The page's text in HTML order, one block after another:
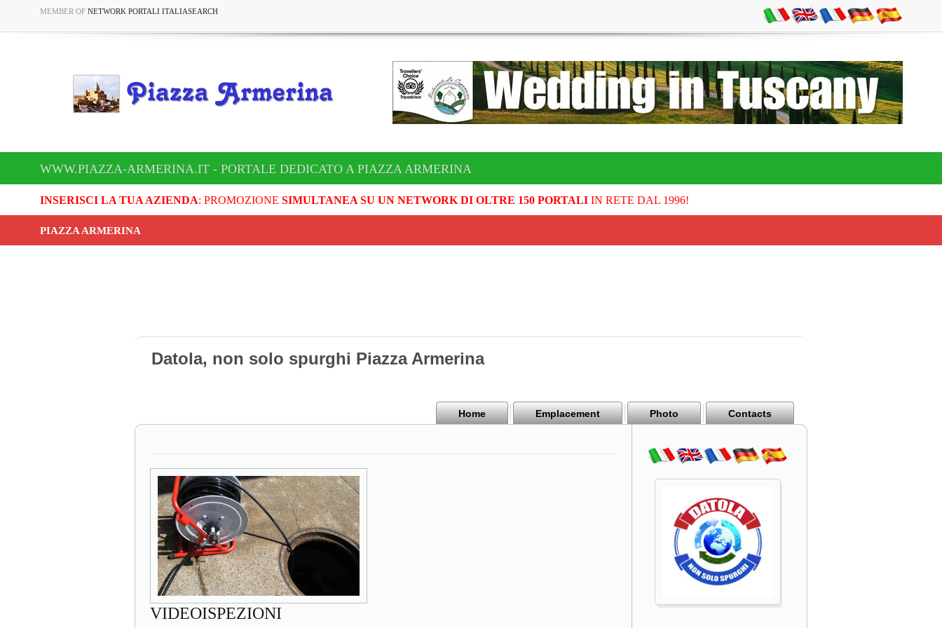
MEMBER OF NETWORK PORTALI ITALIASEARCH
WWW.PIAZZA-ARMERINA.IT - PORTALE DEDICATO A PIAZZA ARMERINA
INSERISCI LA TUA AZIENDA: PROMOZIONE SIMULTANEA SU UN NETWORK DI OLTRE 150 PORTALIIN RETE DAL 1996!
PIAZZA ARMERINA
Datola, non solo spurghi Piazza Armerina
Home Emplacement Photo Contacts
VIDEOISPEZIONI